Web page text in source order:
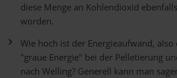
diese Menge an Kohlendioxid
worden.
Wie hoch ist der Energieaufwand, also
"graue Energie" bei der Pelletierung
nach Welling? Generell kann man